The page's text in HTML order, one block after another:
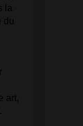
la
art,